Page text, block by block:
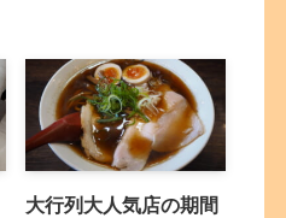
大行列大人気店の期間